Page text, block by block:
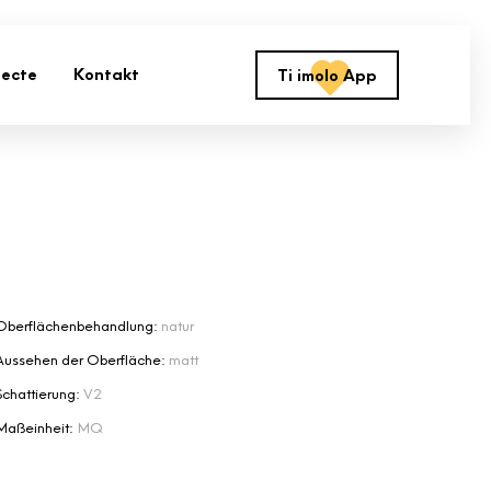
Kontakt Ti imolo App
natur
der Oberfläche: matt
V2
MQ